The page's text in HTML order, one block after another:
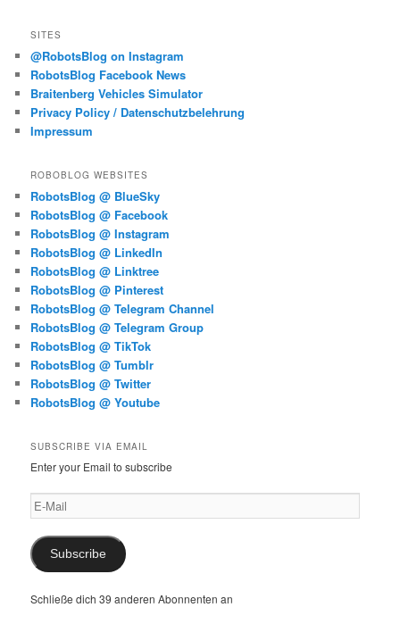
SITES
@RobotsBlog on Instagram
RobotsBlog Facebook News
Braitenberg Vehicles Simulator
Privacy Policy / Datenschutzbelehrung
Impressum
ROBOBLOG WEBSITES
RobotsBlog @ BlueSky
RobotsBlog @ Facebook
RobotsBlog @ Instagram
RobotsBlog @ LinkedIn
RobotsBlog @ Linktree
RobotsBlog @ Pinterest
RobotsBlog @ Telegram Channel
RobotsBlog @ Telegram Group
RobotsBlog @ TikTok
RobotsBlog @ Tumblr
RobotsBlog @ Twitter
RobotsBlog @ Youtube
SUBSCRIBE VIA EMAIL
Enter your Email to subscribe
E-
Mail
Subscribe
Schließe dich 39 anderen Abonnenten an